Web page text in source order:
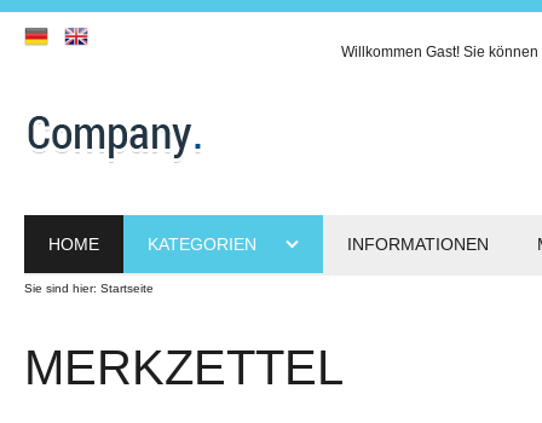
Willkommen Gast! Sie
HOME KATEGORIEN INFORMATIONEN
Sie sind hier: Startseite
MERKZETTEL